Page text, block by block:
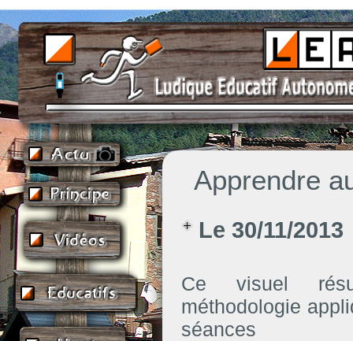
Apprendre
Le 30/11/2013
Ce visuel
méthodologie
séances